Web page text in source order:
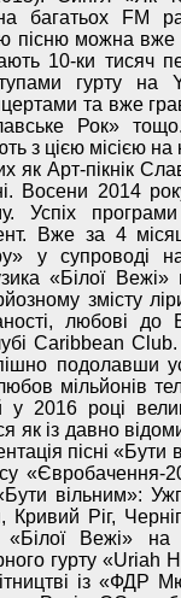
багатьох FM
пісню можна вже
10-ки тисяч
гурту на
та вже
Рок»
з цією місією на
як Арт-пікнік
Восени 2014
Успіх програми
Вже за 4
у супроводі
«Білої Вежі»
змісту
любові до
Caribbean
подолавши
мільйонів
2016 році
із давно
пісні «Бути
«Євробачення-
вільним»:
Ріг,
Вежі» на
гурту «Uriah
із «ФДР